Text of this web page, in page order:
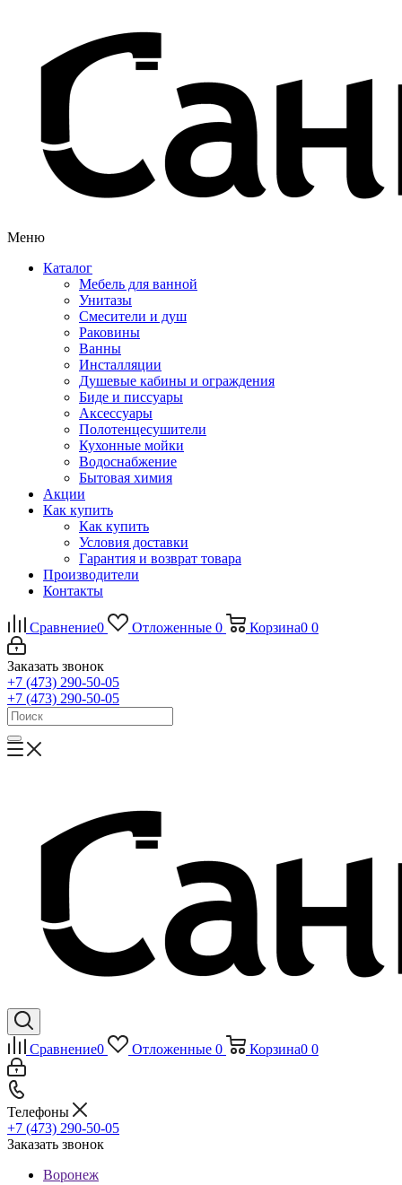
Меню
Каталог
Мебель для ванной
Унитазы
Смесители и душ
Раковины
Ванны
Инсталляции
Душевые кабины и ограждения
Биде и писсуары
Аксессуары
Полотенцесушители
Кухонные мойки
Водоснабжение
Бытовая химия
Акции
Как купить
Как купить
Условия доставки
Гарантия и возврат товара
Производители
Контакты
Сравнение0 Отложенные 0 Корзина0 0
Заказать звонок
+7 (473) 290-50-05
+7 (473) 290-50-05
Сравнение0 Отложенные 0 Корзина0 0
Телефоны
+7 (473) 290-50-05
Заказать звонок
Воронеж